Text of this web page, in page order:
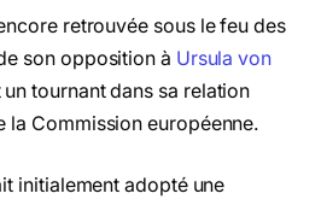
retrouvée sous le feu des
son opposition à Ursula von
tournant dans sa relation
la Commission européenne.
initialement adopté une